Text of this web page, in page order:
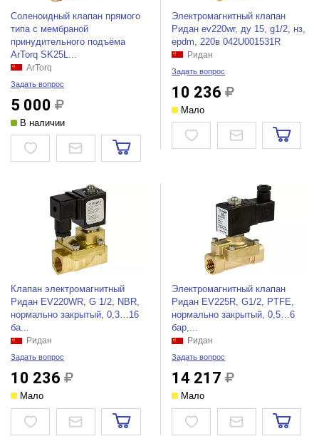
Соленоидный клапан прямого
типа с мембраной
принудительного подъёма
ArTorq SK25L...
ArTorq
Задать вопрос
5 000
В наличии
Электромагнитный клапан
Ридан ev220wr, ду 15, g1/2, нз,
epdm, 220в 042U001531R
Ридан
Задать вопрос
10 236
Мало
Клапан электромагнитный
Ридан EV220WR, G 1/2, NBR,
нормально закрытый, 0,3…16
ба...
Ридан
Задать вопрос
10 236
Мало
Электромагнитный клапан
Ридан EV225R, G1/2, PTFE,
нормально закрытый, 0,5…6
бар,...
Ридан
Задать вопрос
14 217
Мало